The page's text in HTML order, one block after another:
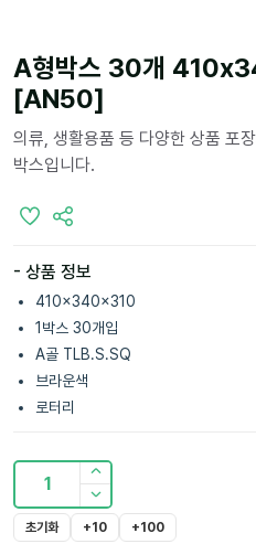
A형박스 30개
[AN50]
의류, 생활용품 등 다양한 상품 포
박스입니다.
- 상품 정보
410x340x310
1박스 30개입
A골 TLB.S.SQ
브라운색
로터리
1
초기화 +10 +100